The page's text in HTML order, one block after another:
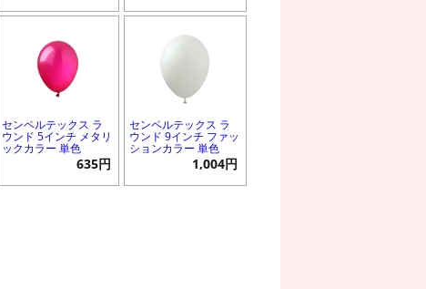
センペルテックス ラ
ウンド 5インチ メタリ
ックカラー 単色
635円
センペルテックス ラ
ウンド 9インチ ファッ
ションカラー 単色
1,004円